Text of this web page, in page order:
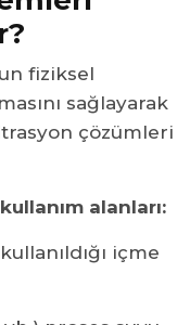
fiziksel
sağlayarak
çözümleri
alanları:
içme